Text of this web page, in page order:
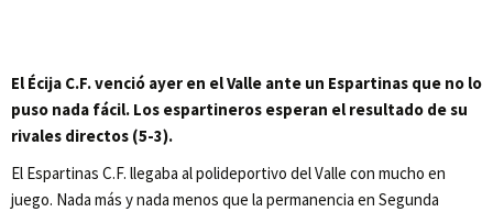
El Écija C.F. venció ayer en el Valle ante un Espartinas que no lo
puso nada fácil. Los espartineros esperan el resultado de su
rivales directos (5-3).
El Espartinas C.F. llegaba al polideportivo del Valle con mucho en
juego. Nada más y nada menos que la permanencia en Segunda